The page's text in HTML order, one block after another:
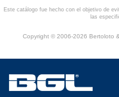
Este catálogo fue hecho con el objetivo de
las
Copyright © 2006-2026 Bertoloto